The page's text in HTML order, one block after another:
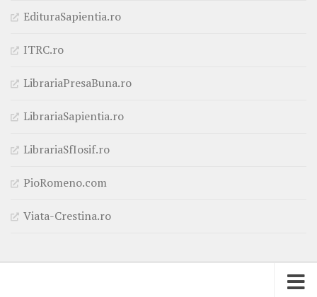
EdituraSapientia.ro
ITRC.ro
LibrariaPresaBuna.ro
LibrariaSapientia.ro
LibrariaSfIosif.ro
PioRomeno.com
Viata-Crestina.ro